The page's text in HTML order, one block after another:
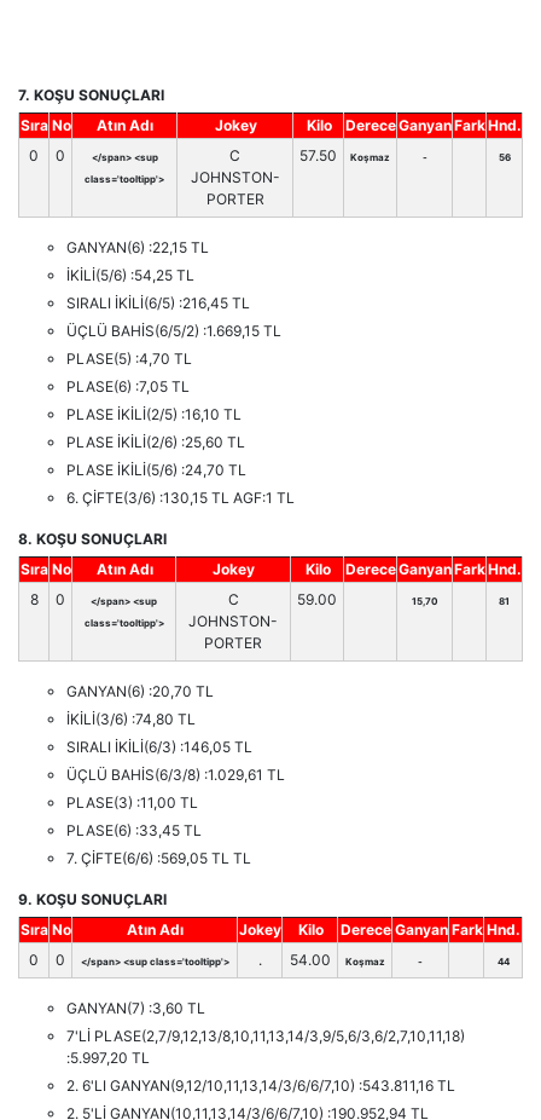
7. KOŞU SONUÇLARI
Sıra No Atın Adı Jokey Kilo DereceGanyanFarkHnd.
0
0
</span> <sup
class='tooltipp'>
C
JOHNSTON-
PORTER
57.50 Koşmaz - 56
GANYAN(6) :22,15 TL
İKİLİ(5/6) :54,25 TL
SIRALI İKİLİ(6/5) :216,45 TL
ÜÇLÜ BAHİS(6/5/2) :1.669,15 TL
PLASE(5) :4,70 TL
PLASE(6) :7,05 TL
PLASE İKİLİ(2/5) :16,10 TL
PLASE İKİLİ(2/6) :25,60 TL
PLASE İKİLİ(5/6) :24,70 TL
6. ÇİFTE(3/6) :130,15 TL AGF:1 TL
8. KOŞU SONUÇLARI
Sıra No Atın Adı Jokey Kilo DereceGanyanFarkHnd.
8
0
</span> <sup
class='tooltipp'>
C
JOHNSTON-
PORTER
59.00 15,70 81
GANYAN(6) :20,70 TL
İKİLİ(3/6) :74,80 TL
SIRALI İKİLİ(6/3) :146,05 TL
ÜÇLÜ BAHİS(6/3/8) :1.029,61 TL
PLASE(3) :11,00 TL
PLASE(6) :33,45 TL
7. ÇİFTE(6/6) :569,05 TL TL
9. KOŞU SONUÇLARI
Sıra No Atın Adı Jokey Kilo Derece Ganyan Fark Hnd.
0
0 </span> <sup class='tooltipp'> . 54.00 Koşmaz - 44
GANYAN(7) :3,60 TL
7'Lİ PLASE(2,7/9,12,13/8,10,11,13,14/3,9/5,6/3,6/2,7,10,11,18)
:5.997,20 TL
2. 6'LI GANYAN(9,12/10,11,13,14/3/6/6/7,10) :543.811,16 TL
2. 5'Lİ GANYAN(10,11,13,14/3/6/6/7,10) :190.952,94 TL